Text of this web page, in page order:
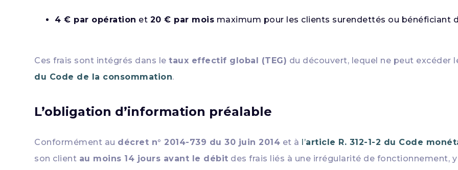
4 € par opération et 20 € par mois maximum pour les clients surendettés ou bénéficiant
Ces frais sont intégrés dans letaux effectif global (TEG) du découvert, lequel ne peut excéder
du Code de la consommation.
L’obligation d’information préalable
Conformément au décret n° 2014-739 du 30 juin 2014 et à l’article R. 312-1-2 du Code
son client au moins 14 jours avant le débit des frais liés à une irrégularité de fonctionnement,